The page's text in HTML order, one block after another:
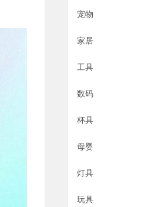
宠物
家居
工具
数码
杯具
母婴
灯具
玩具